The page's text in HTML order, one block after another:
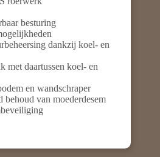
besturing
dankzij koel- en
met daartussen koel- en
en wandschraper
van moederdesem